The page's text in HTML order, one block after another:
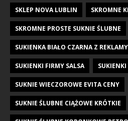
SKLEP NOVA LUBLIN SKROMNE
SKROMNE PROSTE SUKNIE ŚLUBNE
SUKIENKA BIAŁO CZARNA Z
SUKIENKI FIRMY SALSA
SUKNIE WIECZOROWE EVITA CENY
SUKNIE ŚLUBNE CIĄŻOWE KRÓTKIE